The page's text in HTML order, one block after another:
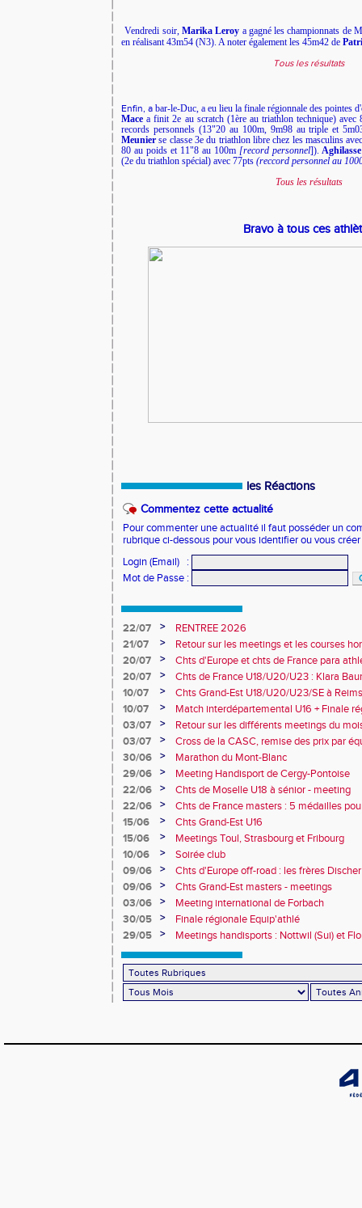
Vendredi soir, Marika Leroy a gagné les championnats de
en réalisant 43m54 (N3). A noter également les 45m42 de
Tous les résultats
Enfin, a bar-le-Duc, a eu lieu la finale régionnale des pointes
Mace a finit 2e au scratch (1ère au triathlon technique) avec
records personnels (13"20 au 100m, 9m98 au triple et
Meunier se classe 3e du triathlon libre chez les masculins
80 au poids et 11"8 au 100m [record personnel]).
(2e du triathlon spécial) avec 77pts (reccord personnel au
Tous les résultats
Bravo à tous ces
les Réactions
Commentez cette actualité
Pour commenter une actualité il faut posséder un
rubrique ci-dessous pour vous identifier ou vous
Login (Email)
:
Mot de Passe :
22/07 >
RENTREE 2026
21/07
>
Retour sur les meetings et les courses
20/07
>
Chts d'Europe et chts de France para
champion d'Europe et multiples
20/07 >
Chts de France U18/U20/U23 : Klara
10e
10/07 >
Chts Grand-Est U18/U20/U23/SE à
10/07
>
Match interdépartemental U16 + Finale
Obernai
03/07 >
Retour sur les différents meetings du
03/07
>
Cross de la CASC, remise des prix par
collèges
30/06 >
Marathon du Mont-Blanc
29/06
>
Meeting Handisport de Cergy-Pontoise
22/06
>
Chts de Moselle U18 à sénior - meeting
22/06
>
Chts de France masters : 5 médailles
15/06
>
Chts Grand-Est U16
15/06
>
Meetings Toul, Strasbourg et Fribourg
10/06
>
Soirée club
09/06
>
Chts d'Europe off-road : les frères
09/06
>
Chts Grand-Est masters - meetings
03/06
>
Meeting international de Forbach
30/05
>
Finale régionale Equip'athlé
29/05
> Meetings handisports : Nottwil (Sui) et